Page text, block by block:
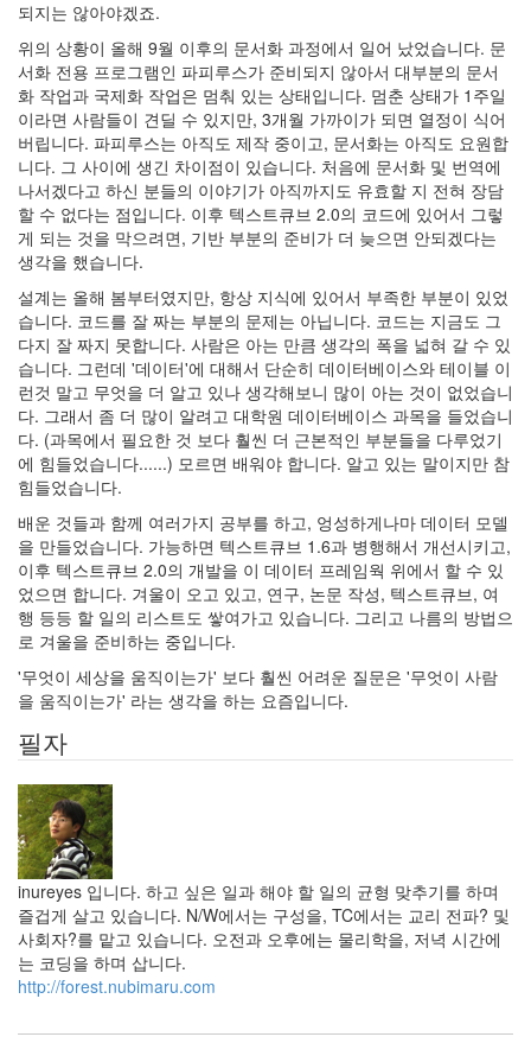
되지는 않아야겠죠.
위의 상황이 올해 9월 이후의 문서화 과정에서 일어 났었습니다. 문
서화 전용 프로그램인 파피루스가 준비되지 않아서 대부분의 문서
화 작업과 국제화 작업은 멈춰 있는 상태입니다. 멈춘 상태가 1주일
이라면 사람들이 견딜 수 있지만, 3개월 가까이가 되면 열정이 식어
버립니다. 파피루스는 아직도 제작 중이고, 문서화는 아직도 요원합
니다. 그 사이에 생긴 차이점이 있습니다. 처음에 문서화 및 번역에
나서겠다고 하신 분들의 이야기가 아직까지도 유효할 지 전혀 장담
할 수 없다는 점입니다. 이후 텍스트큐브 2.0의 코드에 있어서 그렇
게 되는 것을 막으려면, 기반 부분의 준비가 더 늦으면 안되겠다는
생각을 했습니다.
설계는 올해 봄부터였지만, 항상 지식에 있어서 부족한 부분이 있었
습니다. 코드를 잘 짜는 부분의 문제는 아닙니다. 코드는 지금도 그
다지 잘 짜지 못합니다. 사람은 아는 만큼 생각의 폭을 넓혀 갈 수 있
습니다. 그런데 '데이터'에 대해서 단순히 데이터베이스와 테이블 이
런것 말고 무엇을 더 알고 있나 생각해보니 많이 아는 것이 없었습니
다. 그래서 좀 더 많이 알려고 대학원 데이터베이스 과목을 들었습니
다. (과목에서 필요한 것 보다 훨씬 더 근본적인 부분들을 다루었기
에 힘들었습니다......) 모르면 배워야 합니다. 알고 있는 말이지만 참
힘들었습니다.
배운 것들과 함께 여러가지 공부를 하고, 엉성하게나마 데이터 모델
을 만들었습니다. 가능하면 텍스트큐브 1.6과 병행해서 개선시키고,
이후 텍스트큐브 2.0의 개발을 이 데이터 프레임웍 위에서 할 수 있
었으면 합니다. 겨울이 오고 있고, 연구, 논문 작성, 텍스트큐브, 여
행 등등 할 일의 리스트도 쌓여가고 있습니다. 그리고 나름의 방법으
로 겨울을 준비하는 중입니다.
'무엇이 세상을 움직이는가' 보다 훨씬 어려운 질문은 '무엇이 사람
을 움직이는가' 라는 생각을 하는 요즘입니다.
필자
inureyes 입니다. 하고 싶은 일과 해야 할 일의 균형 맞추기를 하며
즐겁게 살고 있습니다. N/W에서는 구성을, TC에서는 교리 전파? 및
사회자?를 맡고 있습니다. 오전과 오후에는 물리학을, 저녁 시간에
는 코딩을 하며 삽니다.
http://forest.nubimaru.com